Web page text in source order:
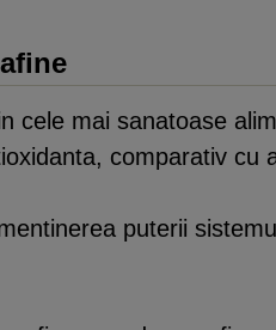
cele mai sanatoase
comparativ cu
puterii